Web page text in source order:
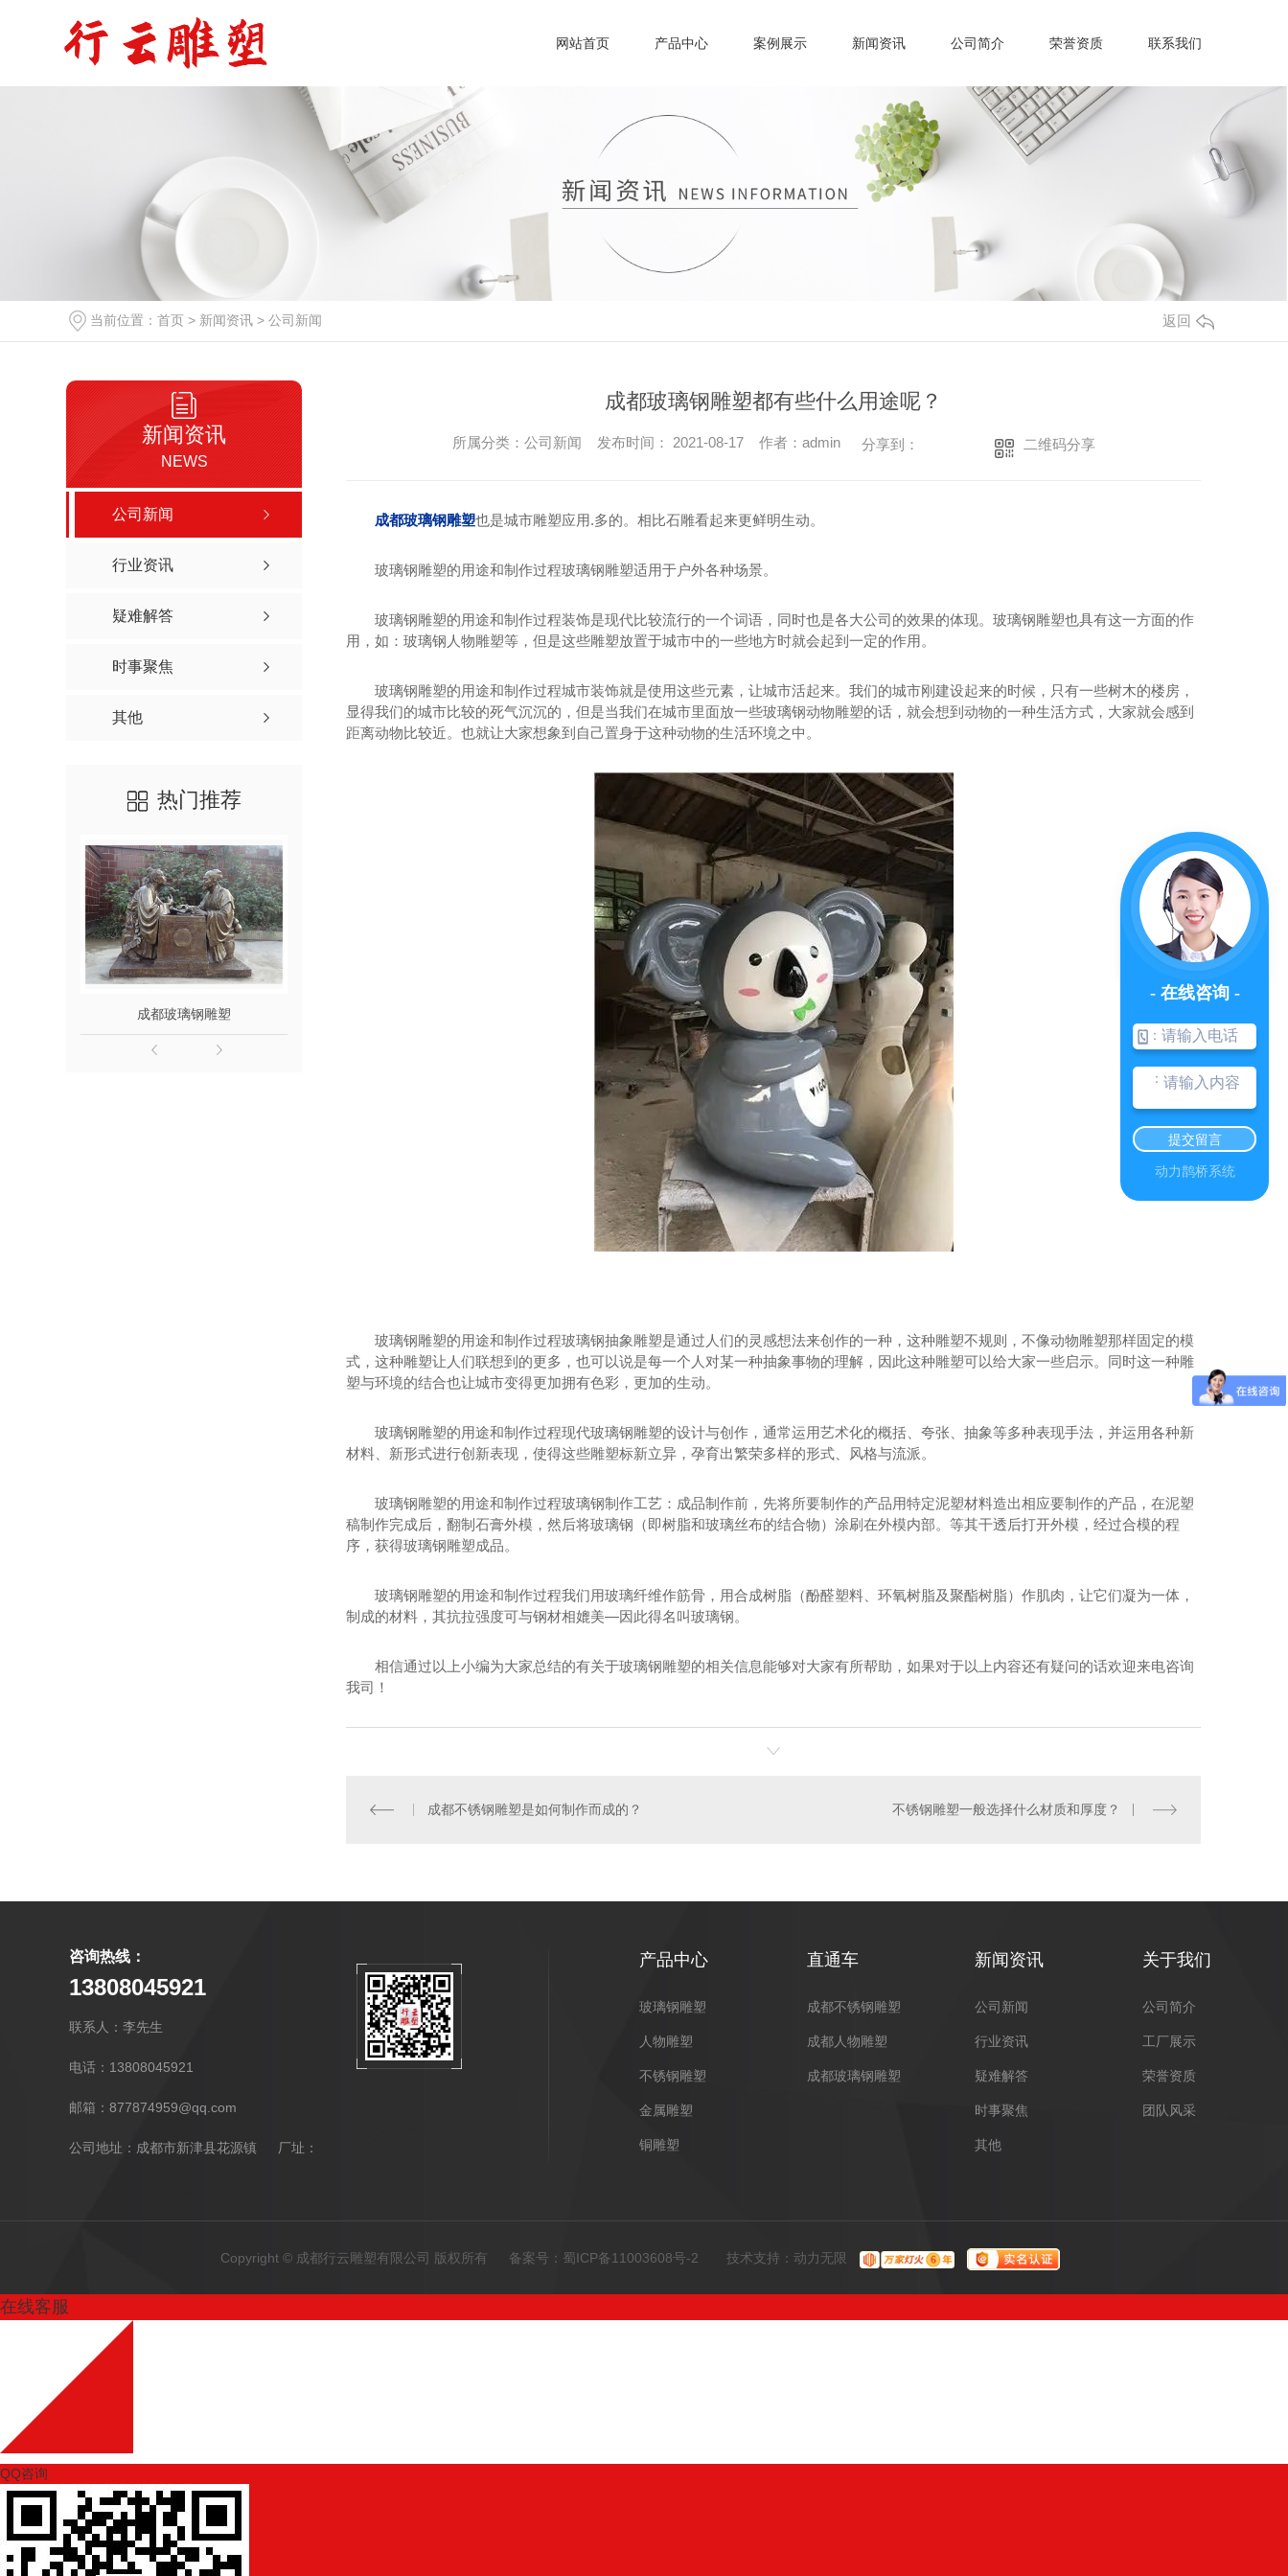
网站首页 产品中心 案例展示 新闻资讯 公司简介 荣誉资质 联系我们
当前位置： 首页 > 新闻资讯 > 公司新闻 返回
新闻资讯
NEWS
公司新闻
行业资讯
疑难解答
时事聚焦
其他
热门推荐
成都玻璃钢雕塑 成都人物雕塑 成都不锈钢雕塑
成都玻璃钢雕塑都有些什么用途呢？
所属分类：公司新闻 发布时间： 2021-08-17 作者：admin 分享到： 二维码分享
成都玻璃钢雕塑也是城市雕塑应用.多的。相比石雕看起来更鲜明生动。
玻璃钢雕塑的用途和制作过程玻璃钢雕塑适用于户外各种场景。
玻璃钢雕塑的用途和制作过程装饰是现代比较流行的一个词语，同时也是各大公司的效果的体现。玻璃钢雕塑也具有这一方面的作
用，如：玻璃钢人物雕塑等，但是这些雕塑放置于城市中的一些地方时就会起到一定的作用。
玻璃钢雕塑的用途和制作过程城市装饰就是使用这些元素，让城市活起来。我们的城市刚建设起来的时候，只有一些树木的楼房，
显得我们的城市比较的死气沉沉的，但是当我们在城市里面放一些玻璃钢动物雕塑的话，就会想到动物的一种生活方式，大家就会感到
距离动物比较近。也就让大家想象到自己置身于这种动物的生活环境之中。
玻璃钢雕塑的用途和制作过程玻璃钢抽象雕塑是通过人们的灵感想法来创作的一种，这种雕塑不规则，不像动物雕塑那样固定的模
式，这种雕塑让人们联想到的更多，也可以说是每一个人对某一种抽象事物的理解，因此这种雕塑可以给大家一些启示。同时这一种雕
塑与环境的结合也让城市变得更加拥有色彩，更加的生动。
玻璃钢雕塑的用途和制作过程现代玻璃钢雕塑的设计与创作，通常运用艺术化的概括、夸张、抽象等多种表现手法，并运用各种新
材料、新形式进行创新表现，使得这些雕塑标新立异，孕育出繁荣多样的形式、风格与流派。
玻璃钢雕塑的用途和制作过程玻璃钢制作工艺：成品制作前，先将所要制作的产品用特定泥塑材料造出相应要制作的产品，在泥塑
稿制作完成后，翻制石膏外模，然后将玻璃钢（即树脂和玻璃丝布的结合物）涂刷在外模内部。等其干透后打开外模，经过合模的程
序，获得玻璃钢雕塑成品。
玻璃钢雕塑的用途和制作过程我们用玻璃纤维作筋骨，用合成树脂（酚醛塑料、环氧树脂及聚酯树脂）作肌肉，让它们凝为一体，
制成的材料，其抗拉强度可与钢材相媲美—因此得名叫玻璃钢。
相信通过以上小编为大家总结的有关于玻璃钢雕塑的相关信息能够对大家有所帮助，如果对于以上内容还有疑问的话欢迎来电咨询
我司！
成都不锈钢雕塑是如何制作而成的？ 不锈钢雕塑一般选择什么材质和厚度？
咨询热线：
13808045921
联系人：李先生
电话：13808045921
邮箱：877874959@qq.com
公司地址：成都市新津县花源镇 厂址：
产品中心
玻璃钢雕塑
人物雕塑
不锈钢雕塑
金属雕塑
铜雕塑
直通车
成都不锈钢雕塑
成都人物雕塑
成都玻璃钢雕塑
新闻资讯
公司新闻
行业资讯
疑难解答
时事聚焦
其他
关于我们
公司简介
工厂展示
荣誉资质
团队风采
Copyright © 成都行云雕塑有限公司 版权所有 备案号： 蜀ICP备11003608号-2 技术支持： 动力无限
在线客服
QQ咨询
- 在线咨询 -
：
：
提交留言
动力鹊桥系统